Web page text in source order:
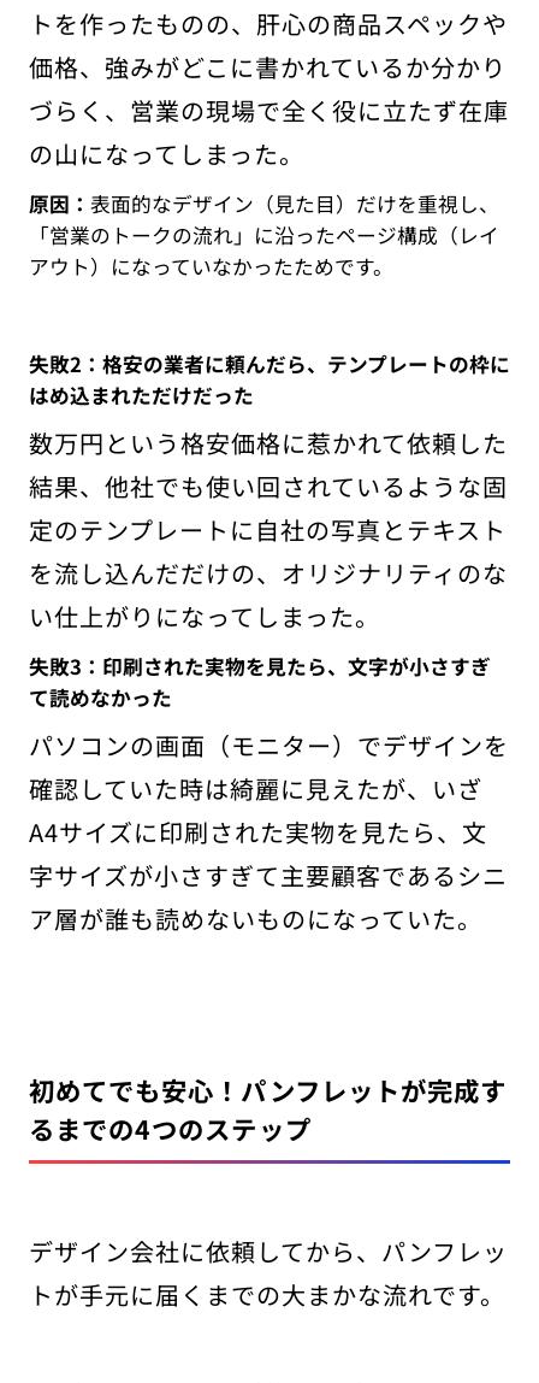
トを作ったものの、肝心の商品スペックや
価格、強みがどこに書かれているか分かり
づらく、営業の現場で全く役に立たず在庫
の山になってしまった。
原因： 表面的なデザイン（見た目）だけを重視し、
「営業のトークの流れ」に沿ったページ構成（レイ
アウト）になっていなかったためです。
失敗2：格安の業者に頼んだら、テンプレートの枠に
はめ込まれただけだった
数万円という格安価格に惹かれて依頼した
結果、他社でも使い回されているような固
定のテンプレートに自社の写真とテキスト
を流し込んだだけの、オリジナリティのな
い仕上がりになってしまった。
失敗3：印刷された実物を見たら、文字が小さすぎ
て読めなかった
パソコンの画面（モニター）でデザインを
確認していた時は綺麗に見えたが、いざ
A4サイズに印刷された実物を見たら、文
字サイズが小さすぎて主要顧客であるシニ
ア層が誰も読めないものになっていた。
初めてでも安心！パンフレットが完成す
るまでの4つのステップ
デザイン会社に依頼してから、パンフレッ
トが手元に届くまでの大まかな流れです。